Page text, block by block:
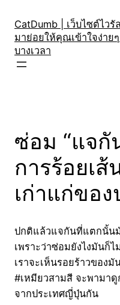
content
CatDumb | เว็บไซต์ไว
มาย่อยให้คุณเข้าใจง่าย
บางเวลา
ซ่อม “แจกั
การร้อยเ
เก่าแก่ขอ
ปกติแล้วแจกันที่แตกนั้น
เพราะว่าซ่อมยังไงมันก็
เราจะเห็นรอยร้าวของ
#เหมียวสามสี จะพามา
จากประเทศญี่ปุ่นกัน